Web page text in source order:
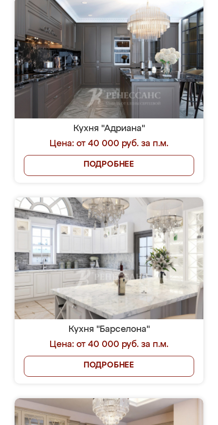
Кухня "Адриана"
Цена: от 40 000 руб. за п.м.
ПОДРОБНЕЕ
Кухня "Барселона"
Цена: от 40 000 руб. за п.м.
ПОДРОБНЕЕ